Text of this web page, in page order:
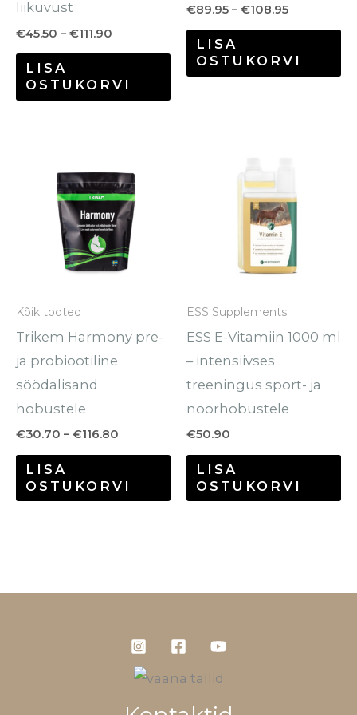
liikuvust
€45.50 – €111.90
LISA
OSTUKORVI
€89.95 – €108.95
LISA
OSTUKORVI
Kõik tooted
Trikem Harmony pre-
ja probiootiline
söödalisand
hobustele
€30.70 – €116.80
kuni
€116.80
LISA
OSTUKORVI
teha
tootelehel.
ESS Supplements
ESS E-Vitamiin 1000 ml
– intensiivses
treeningus sport- ja
noorhobustele
€50.90
LISA
OSTUKORVI